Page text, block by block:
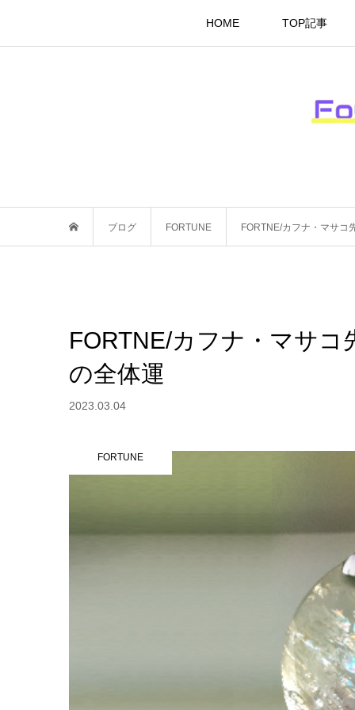
HOME TOP記事
ブログ FORTUNE FORTNE/カフナ・マサコ
FORTNE/カフナ・マサ
の全体運
2023.03.04
FORTUNE